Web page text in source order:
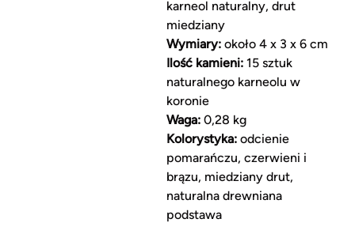
karneol naturalny, drut
miedziany
Wymiary:około 4 x 3 x 6 cm
Ilość kamieni:15 sztuk
naturalnego karneolu w
koronie
Waga:0,28 kg
Kolorystyka:odcienie
pomarańczu, czerwieni i
brązu, miedziany drut,
naturalna drewniana
podstawa